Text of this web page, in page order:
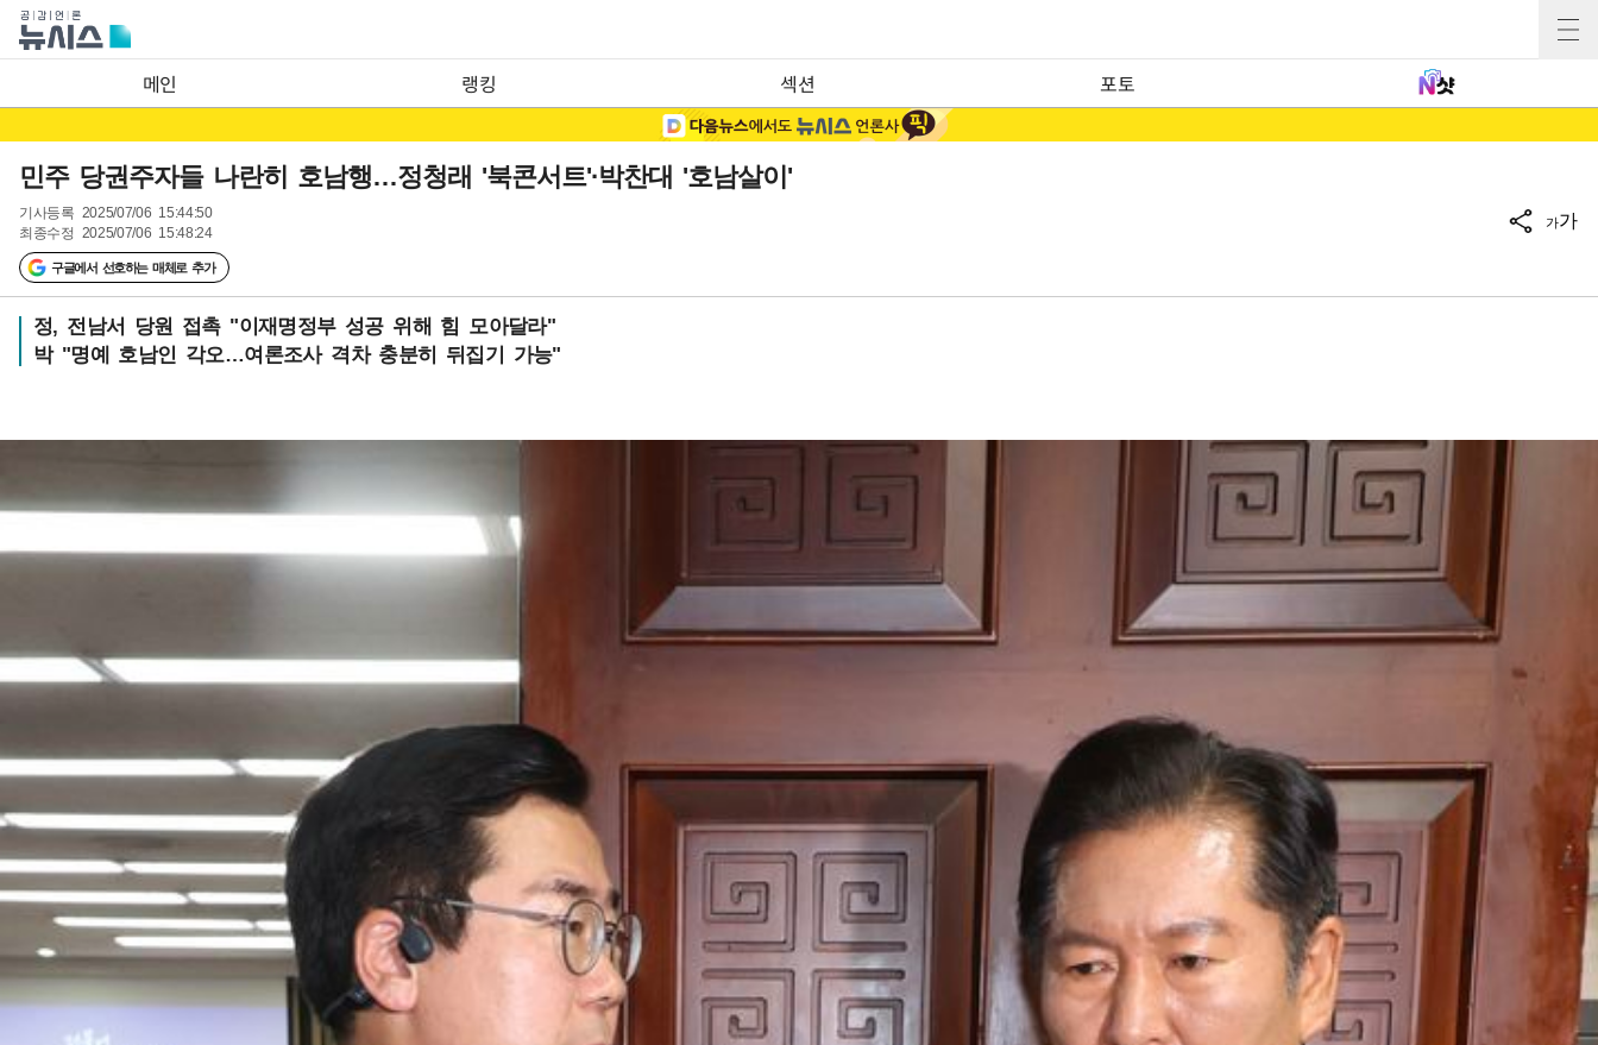
메인 랭킹 섹션 포토
민주 당권주자들 나란히 호남행…정청래 '북콘서트'·박찬대 '호남살이'
기사등록 2025/07/06 15:44:50
최종수정 2025/07/06 15:48:24
구글에서 선호하는 매체로 추가
가가
정, 전남서 당원 접촉 "이재명정부 성공 위해 힘 모아달라"
박 "명예 호남인 각오…여론조사 격차 충분히 뒤집기 가능"